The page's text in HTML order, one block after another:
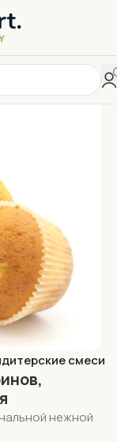
смеси
нежной